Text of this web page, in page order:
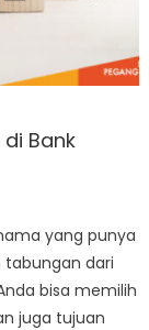
Bank
yang punya
tabungan dari
bisa memilih
juga tujuan